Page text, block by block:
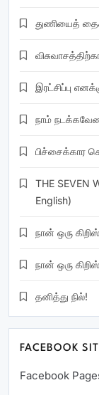
துணியைத்
இரட்சிப்பு
நாம்
பிச்சைக்கார
THE SEVEN
English)
நான் ஒரு
நான் ஒரு
தனித்து நில்!
FACEBOOK
Facebook